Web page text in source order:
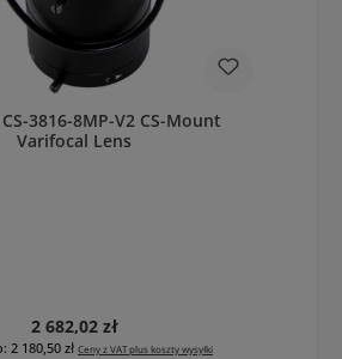
3816-8MP-V2 CS-Mount
Varifocal Lens
Cena regularna:
2 682,02 zł
2 180,50 zł Ceny z VAT plus koszty wysyłki